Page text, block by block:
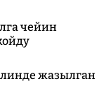
чейин
жазылган